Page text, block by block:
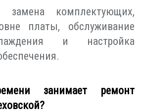
замена комплектующих,
платы, обслуживание
и настройка
занимает ремонт